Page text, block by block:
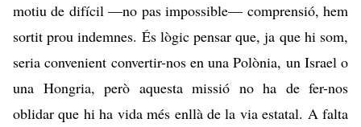
motiu de difícil —no pas impossible— comprensió, hem
sortit prou indemnes. És lògic pensar que, ja que hi som,
seria convenient convertir-nos en una Polònia, un Israel o
una Hongria, però aquesta missió no ha de fer-nos
oblidar que hi ha vida més enllà de la via estatal. A falta